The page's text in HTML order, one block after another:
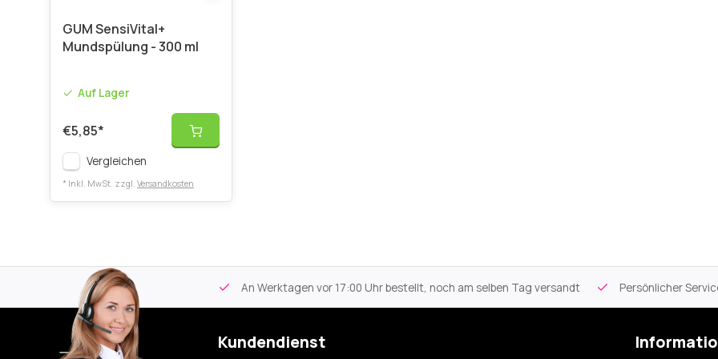
GUM SensiVital+
Mundspülung - 300 ml
Auf Lager
€5,85*
Vergleichen
* Inkl. MwSt. zzgl. Versandkosten
Kostenloser Versand An Werktagen vor 17:00 Uhr bestellt, noch am selben Tag versandt Persönlicher
Kundendienst